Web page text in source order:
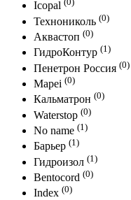
Icopal
Технониколь (0)
Аквастоп (0)
ГидроКонтур (1)
Пенетрон Россия (0)
Mapei (0)
Кальматрон (0)
Waterstop (0)
No name (1)
Барьер (1)
Гидроизол (1)
Bentocord (0)
Index (0)